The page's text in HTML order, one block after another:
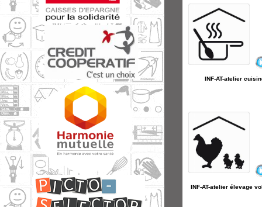
INF-AT-atelier
INF-AT-atelier élevage